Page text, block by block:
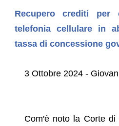
Recupero crediti
telefonia cellulare in
tassa di concessione
3 Ottobre 2024 -
Com'è noto la Corte